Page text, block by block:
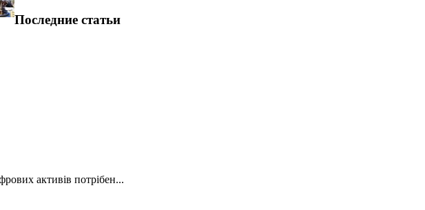
Последние статьи
активів потрібен...